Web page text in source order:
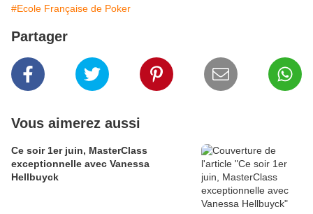
#Ecole Française de Poker
Partager
Vous aimerez aussi
Ce soir 1er juin, MasterClass
exceptionnelle avec Vanessa
Hellbuyck